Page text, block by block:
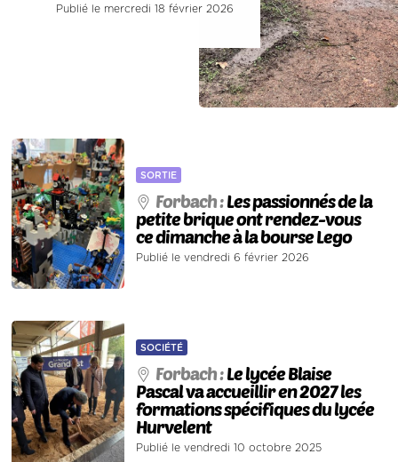
Publié le mercredi 18 février 2026
SORTIE
Forbach :Les passionnés de la
petite brique ont rendez-vous
ce dimanche à la bourse Lego
Publié le vendredi 6 février 2026
SOCIÉTÉ
Forbach :Le lycée Blaise
Pascal va accueillir en 2027 les
formations spécifiques du lycée
Hurvelent
Publié le vendredi 10 octobre 2025